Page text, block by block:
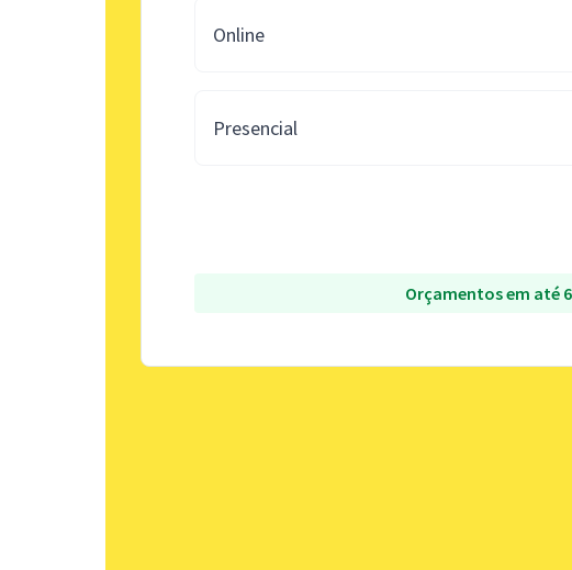
Online
Presencial
Orçamentos em até